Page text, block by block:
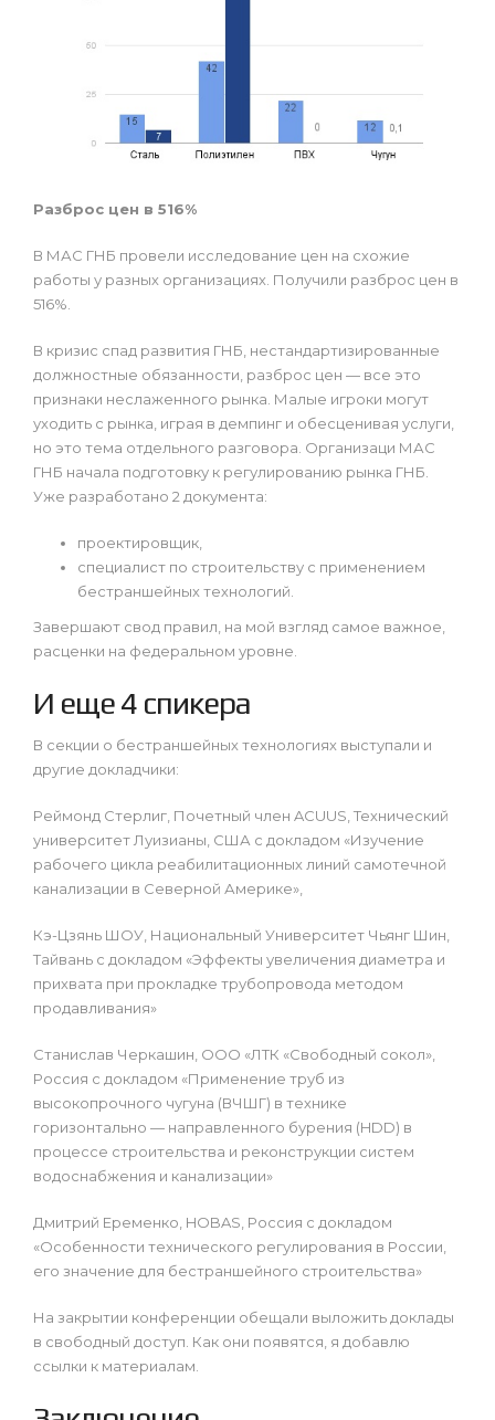
Разброс цен в 516%
В МАС ГНБ провели исследование цен на схожие
работы у разных организациях. Получили разброс цен в
516%.
В кризис спад развития ГНБ, нестандартизированные
должностные обязанности, разброс цен — все это
признаки неслаженного рынка. Малые игроки могут
уходить с рынка, играя в демпинг и обесценивая услуги,
но это тема отдельного разговора. Организаци МАС
ГНБ начала подготовку к регулированию рынка ГНБ.
Уже разработано 2 документа:
проектировщик,
специалист по строительству с применением
бестраншейных технологий.
Завершают свод правил, на мой взгляд самое важное,
расценки на федеральном уровне.
И еще 4 спикера
В секции о бестраншейных технологиях выступали и
другие докладчики:
Реймонд Стерлиг, Почетный член ACUUS, Технический
университет Луизианы, США с докладом «Изучение
рабочего цикла реабилитационных линий самотечной
канализации в Северной Америке»,
Кэ-Цзянь ШОУ, Национальный Университет Чьянг Шин,
Тайвань с докладом «Эффекты увеличения диаметра и
прихвата при прокладке трубопровода методом
продавливания»
Станислав Черкашин, ООО «ЛТК «Свободный сокол»,
Россия с докладом «Применение труб из
высокопрочного чугуна (ВЧШГ) в технике
горизонтально — направленного бурения (HDD) в
процессе строительства и реконструкции систем
водоснабжения и канализации»
Дмитрий Еременко, HOBAS, Россия с докладом
«Особенности технического регулирования в России,
его значение для бестраншейного строительства»
На закрытии конференции обещали выложить доклады
в свободный доступ. Как они появятся, я добавлю
ссылки к материалам.